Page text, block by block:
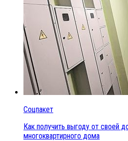
Соцпакет
Как получить выгоду от своей
многоквартирного дома